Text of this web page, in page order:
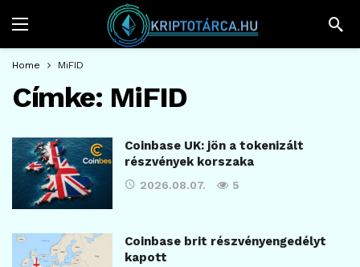
Home MiFID
Címke: MiFID
Coinbase UK: jön a tokenizált
részvények korszaka
2026.08.07. 5
Coinbase brit részvényengedélyt
kapott